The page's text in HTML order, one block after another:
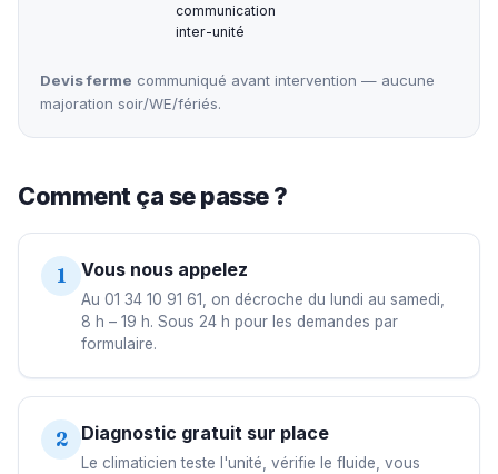
communication
inter-unité
Devis ferme communiqué avant intervention — aucune
majoration soir/WE/fériés.
Comment ça se passe ?
1 Vous nous appelez
Au 01 34 10 91 61, on décroche du lundi au samedi,
8 h – 19 h. Sous 24 h pour les demandes par
formulaire.
2 Diagnostic gratuit sur place
Le climaticien teste l'unité, vérifie le fluide, vous